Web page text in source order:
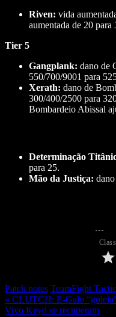
Riven: vida
aumentada de 20 para
Tier 5
Gangplank: dano de
550/700/9001 para
Xerath: dano de
300/400/2500 para
Bombardeio Abissal
Determinação
para 25.
Mão da Justiça:
Patch notes TeamFight
« CLUTCH: E-Galo
Vivo Keyd se recuperam